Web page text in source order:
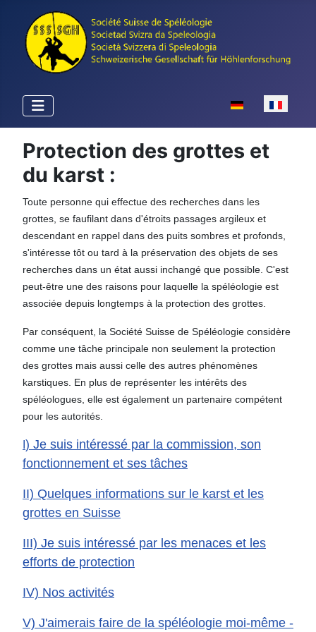
Sélectionnez
Protection des grottes et
du karst :
Toute personne qui effectue des recherches dans les
grottes, se faufilant dans d'étroits passages argileux et
descendant en rappel dans des puits sombres et profonds,
s'intéresse tôt ou tard à la préservation des objets de ses
recherches dans un état aussi inchangé que possible. C'est
peut-être une des raisons pour laquelle la spéléologie est
associée depuis longtemps à la protection des grottes.
Par conséquent, la Société Suisse de Spéléologie considère
comme une tâche principale non seulement la protection
des grottes mais aussi celle des autres phénomènes
karstiques. En plus de représenter les intérêts des
spéléologues, elle est également un partenaire compétent
pour les autorités.
) Je suis intéressé par la commission, son
fonctionnement et ses tâches
II) Quelques informations sur le karst et les
grottes en Suisse
III) Je suis intéressé par les menaces et les
efforts de protection
IV) Nos activités
V) J'aimerais faire de la spéléologie moi-même -